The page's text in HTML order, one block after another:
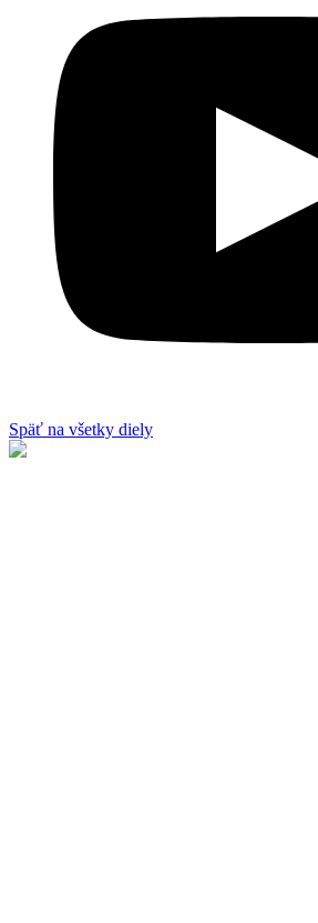
Späť na všetky diely